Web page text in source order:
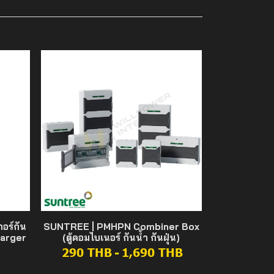
อร์กัน
SUNTREE | PMHPN Combiner Box
(ตู้คอมไบเนอร์ กันน้ำ กันฝุ่น)
290 THB - 1,690 THB